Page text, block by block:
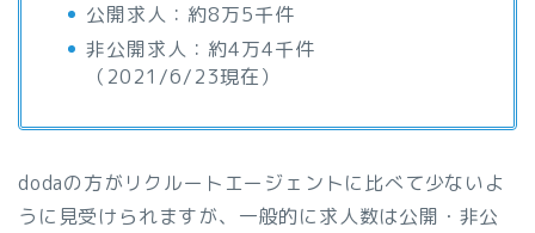
公開求人：約8万5千件
非公開求人：約4万4千件
（2021/6/23現在）
dodaの方がリクルートエージェントに比べて少ないよ
うに見受けられますが、一般的に求人数は公開・非公